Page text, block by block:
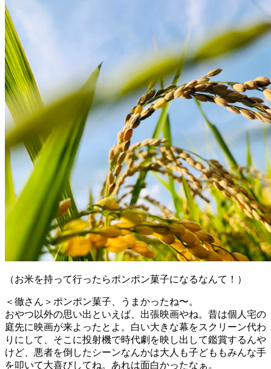
（お米を持って行ったらポンポン菓子になるなんて！）
＜徹さん＞ポンポン菓子、うまかったね〜。
おやつ以外の思い出といえば、出張映画やね。昔は個人宅の
庭先に映画が来よったとよ。白い大きな幕をスクリーン代わ
りにして、そこに投射機で時代劇を映し出して鑑賞するんや
けど、悪者を倒したシーンなんかは大人も子どももみんな手
を叩いて大喜びしてね。あれは面白かったなぁ。